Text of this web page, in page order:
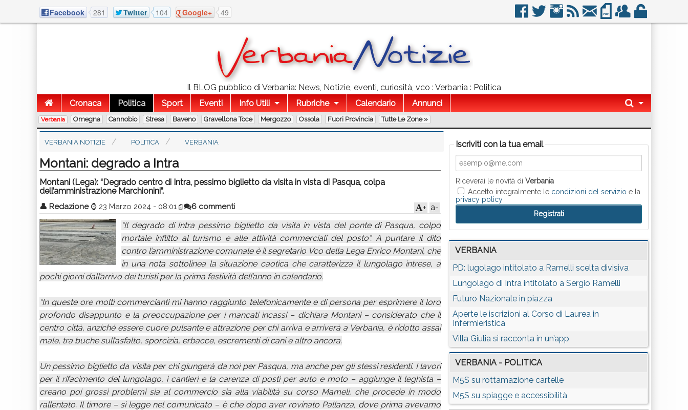
Facebook 281 Twitter 104 Google+ 49
Il BLOG pubblico di Verbania: News, Notizie, eventi, curiosità, vco : Verbania : Politica
Cronaca
Politica Sport Eventi Info Utili Rubriche Calendario Annunci
Verbania Omegna Cannobio Stresa Baveno Gravellona Toce Mergozzo Ossola Fuori Provincia Tutte Le Zone »
VERBANIA NOTIZIE POLITICA VERBANIA
Montani: degrado a Intra
Montani (Lega): “Degrado centro di Intra, pessimo biglietto da visita in vista di Pasqua, colpa
dell’amministrazione Marchionini”.
👤 Redazione ⌚ 23 Marzo 2024 - 08:01 6 commenti a-
+
“Il degrado di Intra pessimo biglietto da visita in vista del ponte di Pasqua, colpo
mortale inflitto al turismo e alle attività commerciali del posto”. A puntare il dito
contro l’amministrazione comunale è il segretario Vco della Lega Enrico Montani, che
in una nota sottolinea la situazione caotica che caratterizza il lungolago intrese, a
pochi giorni dall’arrivo dei turisti per la prima festività dell’anno in calendario.
“In queste ore molti commercianti mi hanno raggiunto telefonicamente e di persona per esprimere il loro
profondo disappunto e la preoccupazione per i mancati incassi – dichiara Montani – considerato che il
centro città, anziché essere cuore pulsante e attrazione per chi arriva e arriverà a Verbania, è ridotto assai
male, tra buche sull’asfalto, sporcizia, erbacce, escrementi di cani e altro ancora.
Un pessimo biglietto da visita per chi giungerà da noi per Pasqua, ma anche per gli stessi residenti. I lavori
per il rifacimento del lungolago, i cantieri e la carenza di posti per auto e moto – aggiunge il leghista –
creano poi grossi problemi sia al commercio sia alla viabilità su corso Mameli, che procede in modo
rallentato. Il timore – si legge nel comunicato – è che dopo aver rovinato Pallanza, dove prima avevamo
Iscriviti con la tua email
Riceverai le novità diVerbania
Accetto integralmente le condizioni del servizio e la
privacy policy
VERBANIA
PD: lugolago intitolato a Ramelli scelta divisiva
Lungolago di Intra intitolato a Sergio Ramelli
Futuro Nazionale in piazza
Aperte le iscrizioni al Corso di Laurea in
Infermieristica
Villa Giulia si racconta in un’app
VERBANIA - POLITICA
M5S su rottamazione cartelle
M5S su spiagge e accessibilità